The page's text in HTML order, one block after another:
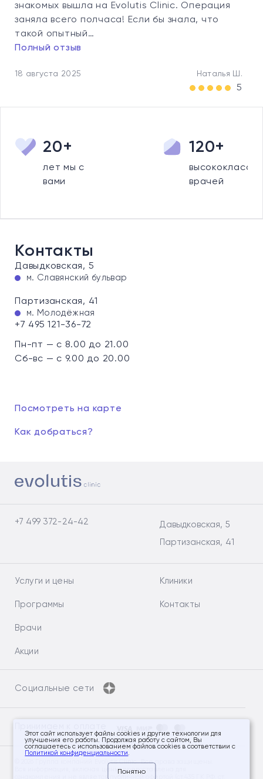
знакомых вышла на Evolutis Clinic. Операция
заняла всего полчаса! Если бы знала, что
такой опытный…
Полный отзыв
18 августа 2025 Наталья Ш.
5
20+
лет мы с
вами
120+
врачей
Контакты
Давыдковская, 5
м. Славянский бульвар
Партизанская, 41
м. Молодёжная
+7 495 121-36-72
Пн-пт — с 8.00 до 21.00
Сб-вс — с 9.00 до 20.00
Посмотреть на карте
Как добраться?
+7 499 372-24-42
Давыдковская, 5
Партизанская, 41
Услуги и цены
Программы
Врачи
Акции
Клиники
Контакты
Социальные сети
© 2026 Группа компаний Evolutis Clinic. Все права защищены.
Вся информация, включая цены, предоставлена для
ознакомления и не является публичной офертой (ст.435 ГК РФ, ст.
Этот сайт использует файлы cookies и другие технологии для
улучшения его работы. Продолжая работу с сайтом, Вы
соглашаетесь с использованием файлов cookies в соответствии с
Политикой конфиденциальности.
Понятно